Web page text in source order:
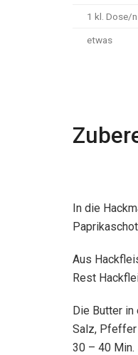
1 kl. Dose/n
etwas
In die
Aus
Rest
Die Butter in
Salz, Pfeffer
30 – 40 Min.